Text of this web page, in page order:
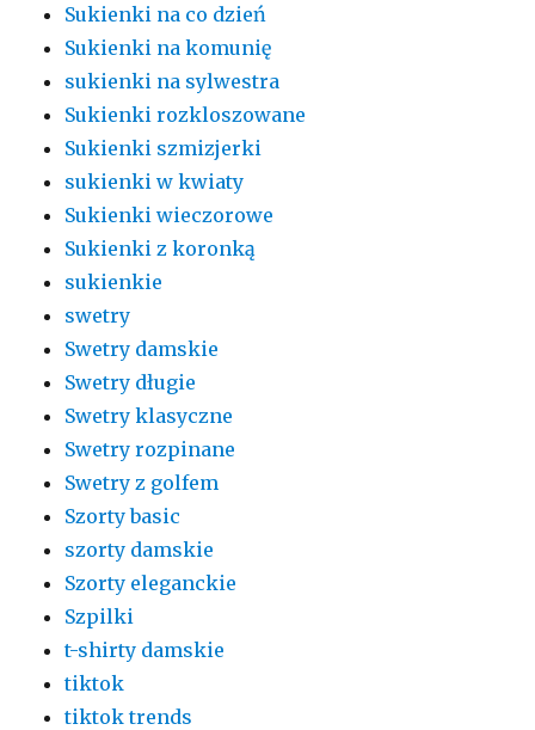
Sukienki na co dzień
Sukienki na komunię
sukienki na sylwestra
Sukienki rozkloszowane
Sukienki szmizjerki
sukienki w kwiaty
Sukienki wieczorowe
Sukienki z koronką
sukienkie
swetry
Swetry damskie
Swetry długie
Swetry klasyczne
Swetry rozpinane
Swetry z golfem
Szorty basic
szorty damskie
Szorty eleganckie
Szpilki
t-shirty damskie
tiktok
tiktok trends